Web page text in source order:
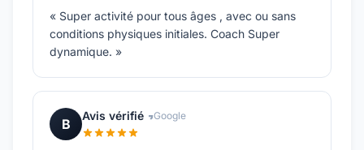
« Super activité pour tous âges , avec ou sans
conditions physiques initiales. Coach Super
dynamique. »
B
Avis vérifié Google